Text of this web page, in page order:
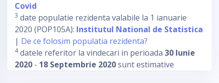
Covid
3 date populatie rezidenta valabile la 1 ianuarie
2020 (POP105A): Institutul National de Statistica
| De ce folosim populatia rezidenta?
4datele referitor la vindecari in perioada 30 Iunie
2020 - 18 Septembrie 2020sunt estimative